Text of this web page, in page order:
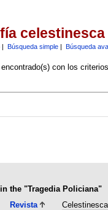
celestinesca
| Búsqueda simple| Búsqueda
con los
the "Tragedia Policiana"
Revista
Celestinesca